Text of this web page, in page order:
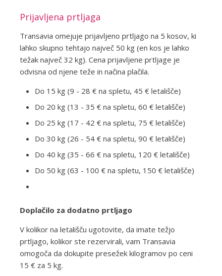
Prijavljena prtljaga
Transavia omejuje prijavljeno prtljago na 5 kosov, ki
lahko skupno tehtajo največ 50 kg (en kos je lahko
težak največ 32 kg). Cena prijavljene prtljage je
odvisna od njene teže in načina plačila.
Do 15 kg (9 - 28 € na spletu, 45 € letališče)
Do 20 kg (13 - 35 € na spletu, 60 € letališče)
Do 25 kg (17 - 42 € na spletu, 75 € letališče)
Do 30 kg (26 - 54 € na spletu, 90 € letališče)
Do 40 kg (35 - 66 € na spletu, 120 € letališče)
Do 50 kg (63 - 100 € na spletu, 150 € letališče)
Doplačilo za dodatno prtljago
V kolikor na letališču ugotovite, da imate težjo
prtljago, kolikor ste rezervirali, vam Transavia
omogoča da dokupite presežek kilogramov po ceni
15 € za 5 kg.